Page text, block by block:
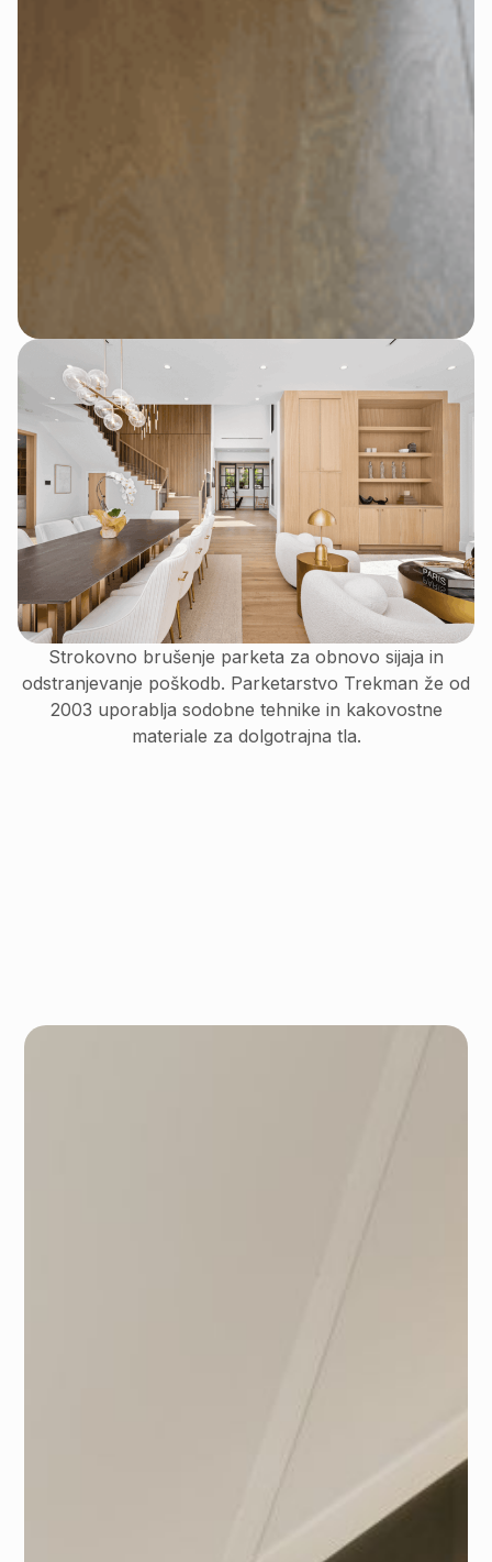
Strokovno brušenje parketa za obnovo sijaja in
odstranjevanje poškodb. Parketarstvo Trekman že od
2003 uporablja sodobne tehnike in kakovostne
materiale za dolgotrajna tla.